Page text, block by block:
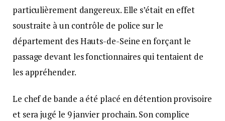
particulièrement dangereux. Elle s’était en effet
soustraite à un contrôle de police sur le
département des Hauts-de-Seine en forçant le
passage devant les fonctionnaires qui tentaient de
les appréhender.
Le chef de bande a été placé en détention provisoire
et sera jugé le 9 janvier prochain. Son complice